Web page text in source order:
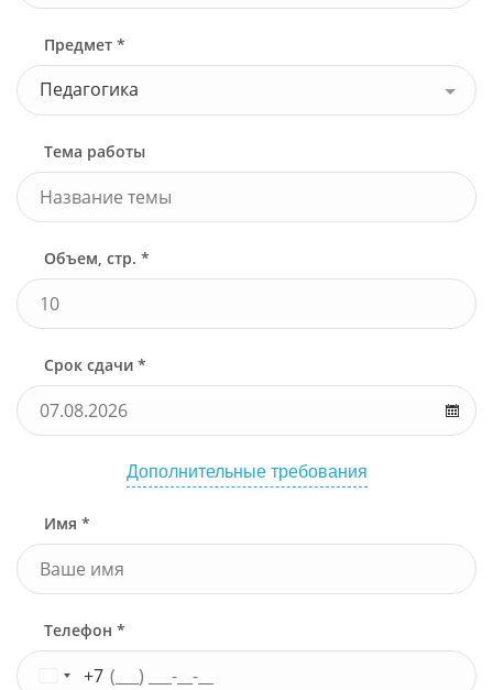
Предмет *
Педагогика
Тема работы
Объем, стр. *
Срок сдачи *
Дополнительные требования
Имя *
Телефон *
+7